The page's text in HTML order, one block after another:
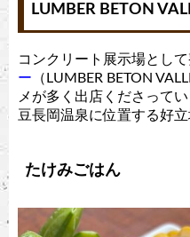
LUMBER BETON
コンクリート展示場とし
ー （LUMBER BETON
メが多く出店くださって
豆長岡温泉に位置する好
たけみごはん